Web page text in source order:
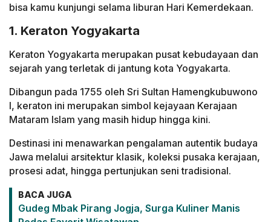
bisa kamu kunjungi selama liburan Hari Kemerdekaan.
1. Keraton Yogyakarta
Keraton Yogyakarta merupakan pusat kebudayaan dan
sejarah yang terletak di jantung kota Yogyakarta.
Dibangun pada 1755 oleh Sri Sultan Hamengkubuwono
I, keraton ini merupakan simbol kejayaan Kerajaan
Mataram Islam yang masih hidup hingga kini.
Destinasi ini menawarkan pengalaman autentik budaya
Jawa melalui arsitektur klasik, koleksi pusaka kerajaan,
prosesi adat, hingga pertunjukan seni tradisional.
BACA JUGA
Gudeg Mbak Pirang Jogja, Surga Kuliner Manis